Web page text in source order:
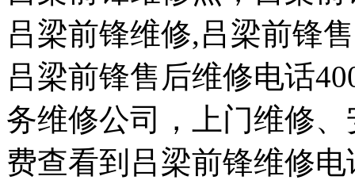
吕梁前锋维修,吕梁前锋
吕梁前锋售后维修电话
务维修公司，上门维修
费查看到吕梁前锋维修